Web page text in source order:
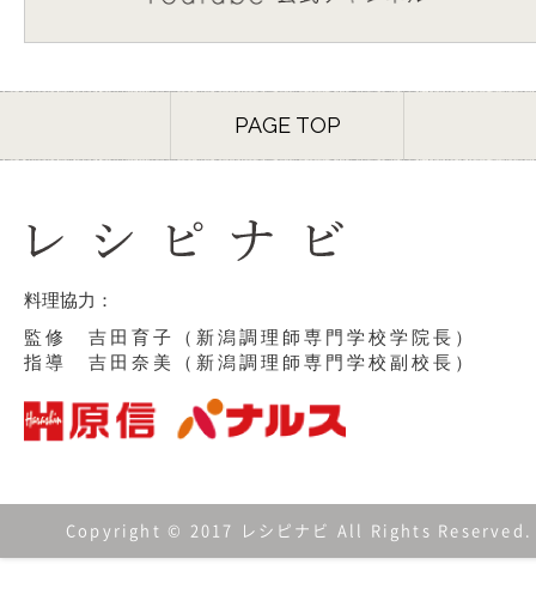
PAGE TOP
料理協力：
監修 吉田育子（新潟調理師専門学校学院長）
指導 吉田奈美（新潟調理師専門学校副校長）
Copyright © 2017 レシピナビ All Rights Reserved.